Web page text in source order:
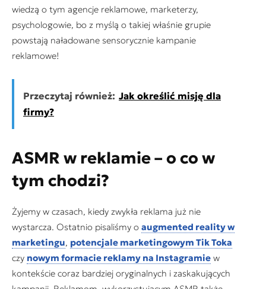
wiedzą o tym agencje reklamowe, marketerzy,
psychologowie, bo z myślą o takiej właśnie grupie
powstają naładowane sensorycznie kampanie
reklamowe!
Przeczytaj również: Jak określić misję dla
firmy?
ASMR w reklamie – o co w
tym chodzi?
Żyjemy w czasach, kiedy zwykła reklama już nie
wystarcza. Ostatnio pisaliśmy o augmented reality w
marketingu, potencjale marketingowym Tik Toka
czy nowym formacie reklamy na Instagramie w
kontekście coraz bardziej oryginalnych i zaskakujących